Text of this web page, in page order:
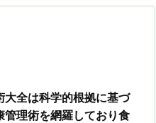
大全は科学的根拠に基づ
管理術を網羅しており食